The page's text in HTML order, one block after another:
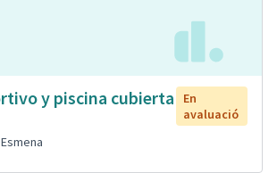
y piscina cubierta
En
avaluació
Esmena